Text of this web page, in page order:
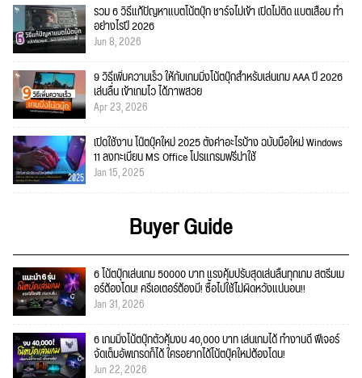
รวม 6 วิธีแก้ปัญหาแบตโน้ตบุ๊ก ชาร์จไม่เข้า เปิดไม่ติด แบตเสื่อม ทำ
อย่างไรปี 2026
Jun 8, 2026
9 วิธีเพิ่มความเร็ว ให้กับเกมมิ่งโน้ตบุ๊กสำหรับเล่นเกม AAA ปี 2026
เล่นลื่น เข้าเกมไว ได้ภาพสวย
Apr 23, 2026
เปิดใช้งาน โน๊ตบุ๊คใหม่ 2025 ตั้งค่าอะไรบ้าง ฉบับมือใหม่ Windows
11 ลงทะเบียน MS Office โปรแกรมฟรีน่าใช้
Jan 15, 2025
Buyer Guide
6 โน้ตบุ๊กเล่นเกม 50000 บาท แรงคุ้มปรับสุดเล่นลื่นทุกเกม สตรีมเม
อร์ต้องโดน! ครีเอเตอร์ต้องมี! ซื้อไปใช้ไม่ผิดหวังแน่นอน!!
Jan 31, 2026
6 เกมมิ่งโน้ตบุ๊กตัวคุ้มงบ 40,000 บาท เล่นเกมได้ ทำงานดี ฟีเจอร์
จัดเต็มอัพเกรดก็ได้ ใครอยากได้โน้ตบุ๊คใหม่ต้องโดน!
Jun 22, 2026